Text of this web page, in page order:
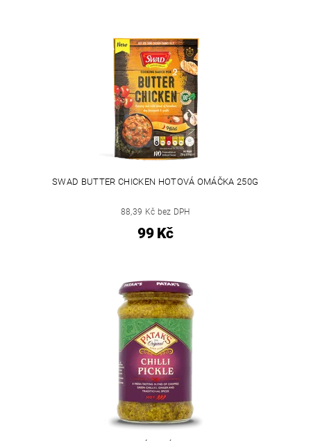
SWAD BUTTER CHICKEN HOTOVÁ OMÁČKA 250G
88,39 Kč bez DPH
99 Kč